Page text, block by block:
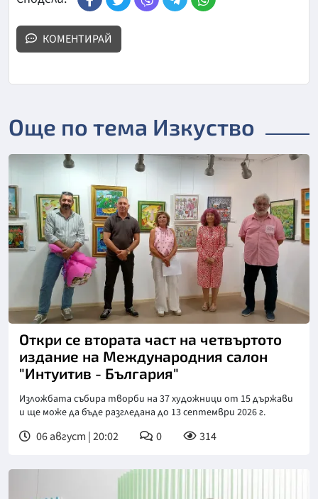
КОМЕНТИРАЙ
Още по тема Изкуство
Откри се втората част на четвъртото
издание на Международния салон
"Интуитив - България"
Изложбата събира творби на 37 художници от 15 държави
и ще може да бъде разгледана до 13 септември 2026 г.
06 август | 20:02 0 314